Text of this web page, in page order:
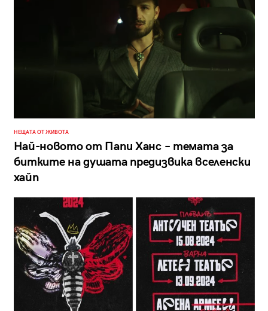
НЕЩАТА ОТ ЖИВОТА
Най-новото от Папи Ханс – темата за
битките на душата предизвика вселенски
хайп